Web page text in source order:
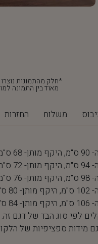
מאוד בין התמונה
משלוח החזרות
לפי סוג הבד של דגם
גם מידות ספציפיות של